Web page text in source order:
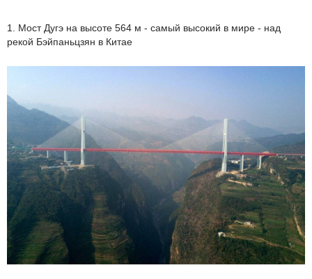
1. Мост Дугэ на высоте 564 м - самый высокий в мире - над
рекой Бэйпаньцзян в Китае